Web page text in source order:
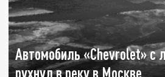
Автомобиль «Chevrolet» с
рухнул в реку в Москве